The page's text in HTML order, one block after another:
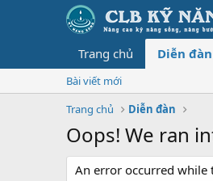
Trang chủ Diễn đàn
Bài viết mới
Trang chủ
Diễn đàn
Oops! We ran
An error occurred while